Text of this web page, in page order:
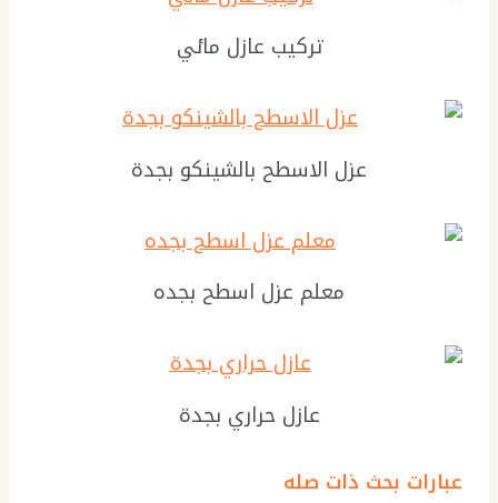
تركيب عازل مائي
عزل الاسطح بالشينكو بجدة
معلم عزل اسطح بجده
عازل حراري بجدة
عبارات بحث ذات صله